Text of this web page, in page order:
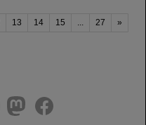
13 14 15 ... 27 »